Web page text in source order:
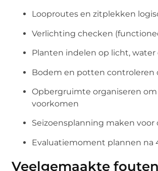
Looproutes en zitplekken
Verlichting checken
Planten indelen op licht, water
Bodem en potten controleren
Opbergruimte organiseren
voorkomen
Seizoensplanning maken voor
Evaluatiemoment plannen na
Veelgemaakte